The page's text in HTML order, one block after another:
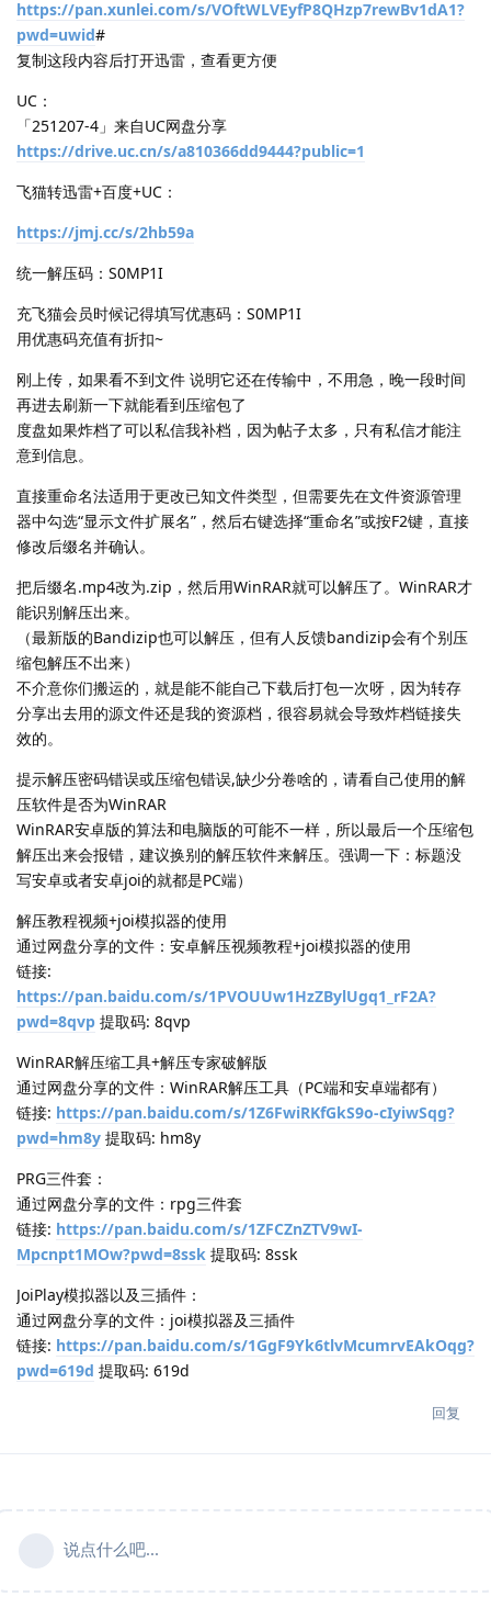
https://pan.xunlei.com/s/VOftWLVEyfP8QHzp7rewBv1dA1?
pwd=uwid#
复制这段内容后打开迅雷，查看更方便
UC：
「251207-4」来自UC网盘分享
https://drive.uc.cn/s/a810366dd9444?public=1
飞猫转迅雷+百度+UC：
https://jmj.cc/s/2hb59a
统一解压码：S0MP1I
充飞猫会员时候记得填写优惠码：S0MP1I
用优惠码充值有折扣~
刚上传，如果看不到文件 说明它还在传输中，不用急，晚一段时间
再进去刷新一下就能看到压缩包了
度盘如果炸档了可以私信我补档，因为帖子太多，只有私信才能注
意到信息。
直接重命名法适用于更改已知文件类型，但需要先在文件资源管理
器中勾选“显示文件扩展名”，然后右键选择“重命名”或按F2键，直接
修改后缀名并确认。
把后缀名.mp4改为.zip，然后用WinRAR就可以解压了。WinRAR才
能识别解压出来。
（最新版的Bandizip也可以解压，但有人反馈bandizip会有个别压
缩包解压不出来）
不介意你们搬运的，就是能不能自己下载后打包一次呀，因为转存
分享出去用的源文件还是我的资源档，很容易就会导致炸档链接失
效的。
提示解压密码错误或压缩包错误,缺少分卷啥的，请看自己使用的解
压软件是否为WinRAR
WinRAR安卓版的算法和电脑版的可能不一样，所以最后一个压缩包
解压出来会报错，建议换别的解压软件来解压。强调一下：标题没
写安卓或者安卓joi的就都是PC端）
解压教程视频+joi模拟器的使用
通过网盘分享的文件：安卓解压视频教程+joi模拟器的使用
链接:
https://pan.baidu.com/s/1PVOUUw1HzZBylUgq1_rF2A?
pwd=8qvp 提取码: 8qvp
WinRAR解压缩工具+解压专家破解版
通过网盘分享的文件：WinRAR解压工具（PC端和安卓端都有）
链接: https://pan.baidu.com/s/1Z6FwiRKfGkS9o-cIyiwSqg?
pwd=hm8y 提取码: hm8y
PRG三件套：
通过网盘分享的文件：rpg三件套
链接: https://pan.baidu.com/s/1ZFCZnZTV9wI-
Mpcnpt1MOw?pwd=8ssk 提取码: 8ssk
JoiPlay模拟器以及三插件：
通过网盘分享的文件：joi模拟器及三插件
链接: https://pan.baidu.com/s/1GgF9Yk6tlvMcumrvEAkOqg?
pwd=619d 提取码: 619d
回复
说点什么吧...